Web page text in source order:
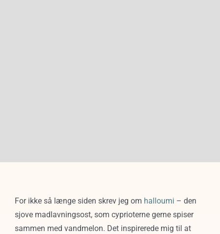
For ikke så længe siden skrev jeg om halloumi – den
sjove madlavningsost, som cyprioterne gerne spiser
sammen med vandmelon. Det inspirerede mig til at